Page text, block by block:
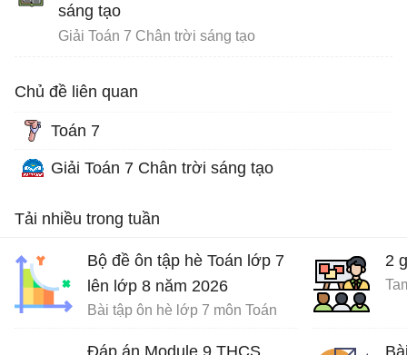
sáng tạo
Giải Toán 7 Chân trời sáng tạo
Chủ đề liên quan
Toán 7
Giải Toán 7 Chân trời sáng tạo
Tải nhiều trong tuần
Bộ đề ôn tập hè Toán lớp 7
lên lớp 8 năm 2026
Bài tập ôn hè lớp 7 môn Toán
Đáp án Module 9 THCS
2